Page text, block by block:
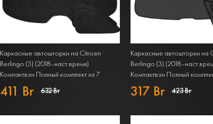
Каркасные автошторки на Citroen
Berlingo (3) (2018–наст.время)
Компактвэн Полный комплект из 7
экранов PREMIUM
411 Br 632 Br
Каркасные автошторки на
Berlingo (3)
Компактвэн Полный
экранов STANDART
317 Br 423 Br